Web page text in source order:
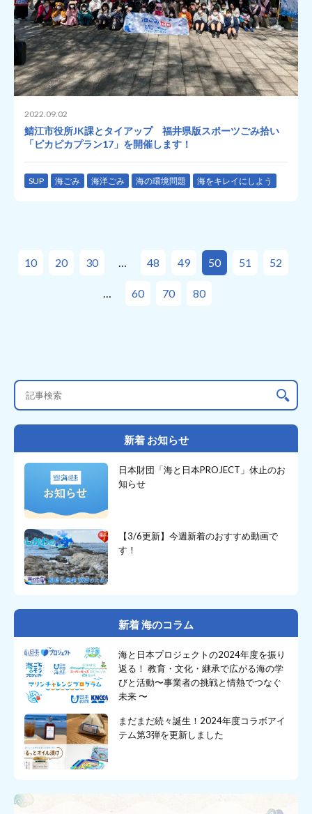
2022.09.02
鯖江市役所JK課とタイアップ 福井県版スポーツごみ拾い
「ピカピカプラン17」を開催します！
SUP 海ごみ 海洋ごみ 海の環境問題 海をキレイにしよう
10 20 30 48 49 50 51 52
60 70 80
新着 お知らせ
日本財団「海と日本PROJECT」休止のお
知らせ
【3/6更新】今週新着のおすすめ動画で
す！
新着 海のコラム
海と日本プロジェクトの2024年度を振り
返る！ 教育・文化・継承で広がる海の学
びと活動〜事業者の挑戦と情熱でつなぐ
未来 〜
まだまだ続々誕生！2024年度コラボアイ
テム第3弾を更新しました